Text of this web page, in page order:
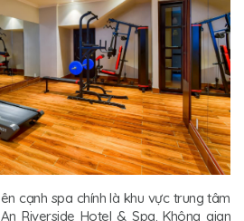
cạnh spa chính là khu vực trung tâm
Riverside Hotel & Spa. Không gian